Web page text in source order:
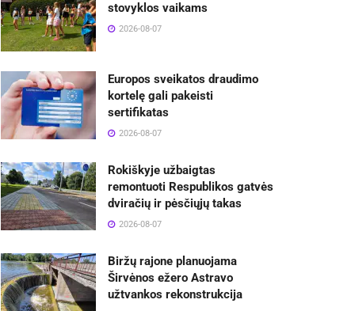
stovyklos vaikams
2026-08-07
Europos sveikatos draudimo
kortelę gali pakeisti
sertifikatas
2026-08-07
Rokiškyje užbaigtas
remontuoti Respublikos gatvės
dviračių ir pėsčiųjų takas
2026-08-07
Biržų rajone planuojama
Širvėnos ežero Astravo
užtvankos rekonstrukcija